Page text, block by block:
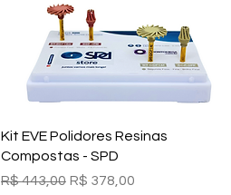
Visualização rápida
Kit EVE Polidores Resinas
Compostas - SPD
Preço normal
R$ 443,00 Preço promocional
R$ 378,00